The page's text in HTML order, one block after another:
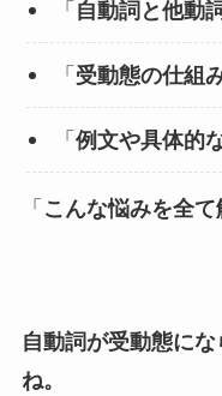
「 自動詞と他動
「 受動態の仕組
「 例文や具体的
「 こんな悩みを全て
自動詞が受動態に
ね。